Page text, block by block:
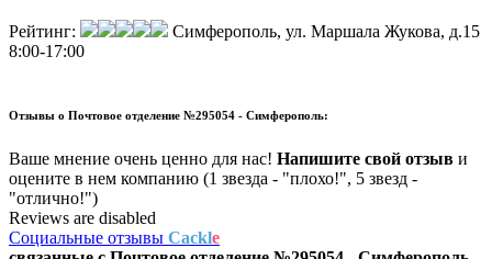
Рейтинг:
Симферополь, ул. Маршала Жукова, д.15
8:00-17:00
Отзывы о Почтовое отделение №295054 - Симферополь:
Ваше мнение очень ценно для нас! Напишите свой отзыв и
оцените в нем компанию (1 звезда - "плохо!", 5 звезд -
"отлично!")
Reviews are disabled
Социальные отзывы Cackle